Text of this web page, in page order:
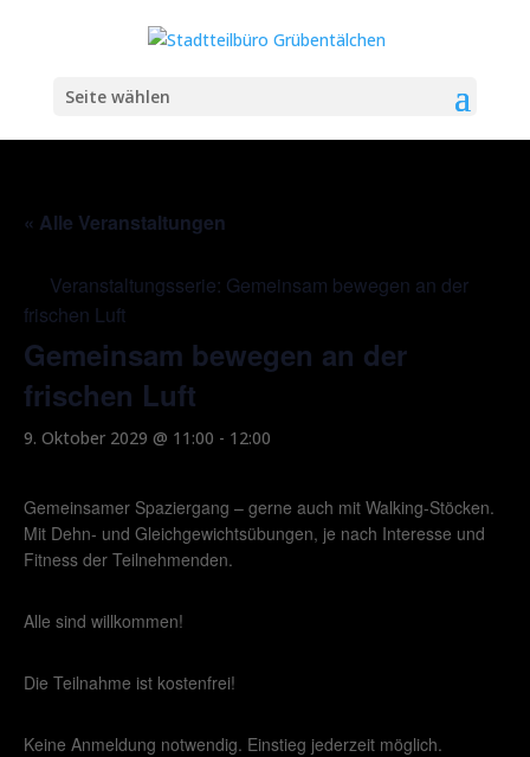
Seite wählen
« Alle Veranstaltungen
Veranstaltungsserie: Gemeinsam bewegen an der
frischen Luft
Gemeinsam bewegen an der
frischen Luft
9. Oktober 2029 @ 11:00 - 12:00
Gemeinsamer Spaziergang – gerne auch mit Walking-Stöcken.
Mit Dehn- und Gleichgewichtsübungen, je nach Interesse und
Fitness der Teilnehmenden.
Alle sind willkommen!
Die Teilnahme ist kostenfrei!
Keine Anmeldung notwendig. Einstieg jederzeit möglich.